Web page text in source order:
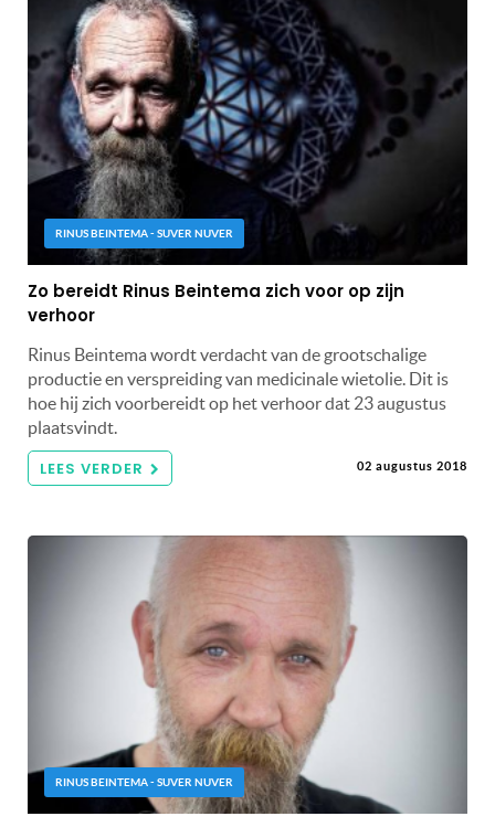
RINUS BEINTEMA - SUVER NUVER
Zo bereidt Rinus Beintema zich voor op zijn
verhoor
Rinus Beintema wordt verdacht van de grootschalige
productie en verspreiding van medicinale wietolie. Dit is
hoe hij zich voorbereidt op het verhoor dat 23 augustus
plaatsvindt.
LEES VERDER 02 augustus 2018
RINUS BEINTEMA - SUVER NUVER